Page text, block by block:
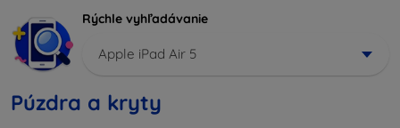
Rýchle vyhľadávanie
Apple iPad Air 5
Púzdra a kryty